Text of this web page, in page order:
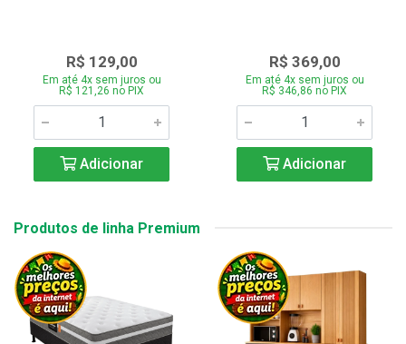
R$ 129,00
Em até 4x sem juros ou
R$ 121,26 no PIX
Adicionar
R$ 369,00
Em até 4x sem juros ou
R$ 346,86 no PIX
Adicionar
Produtos de linha Premium